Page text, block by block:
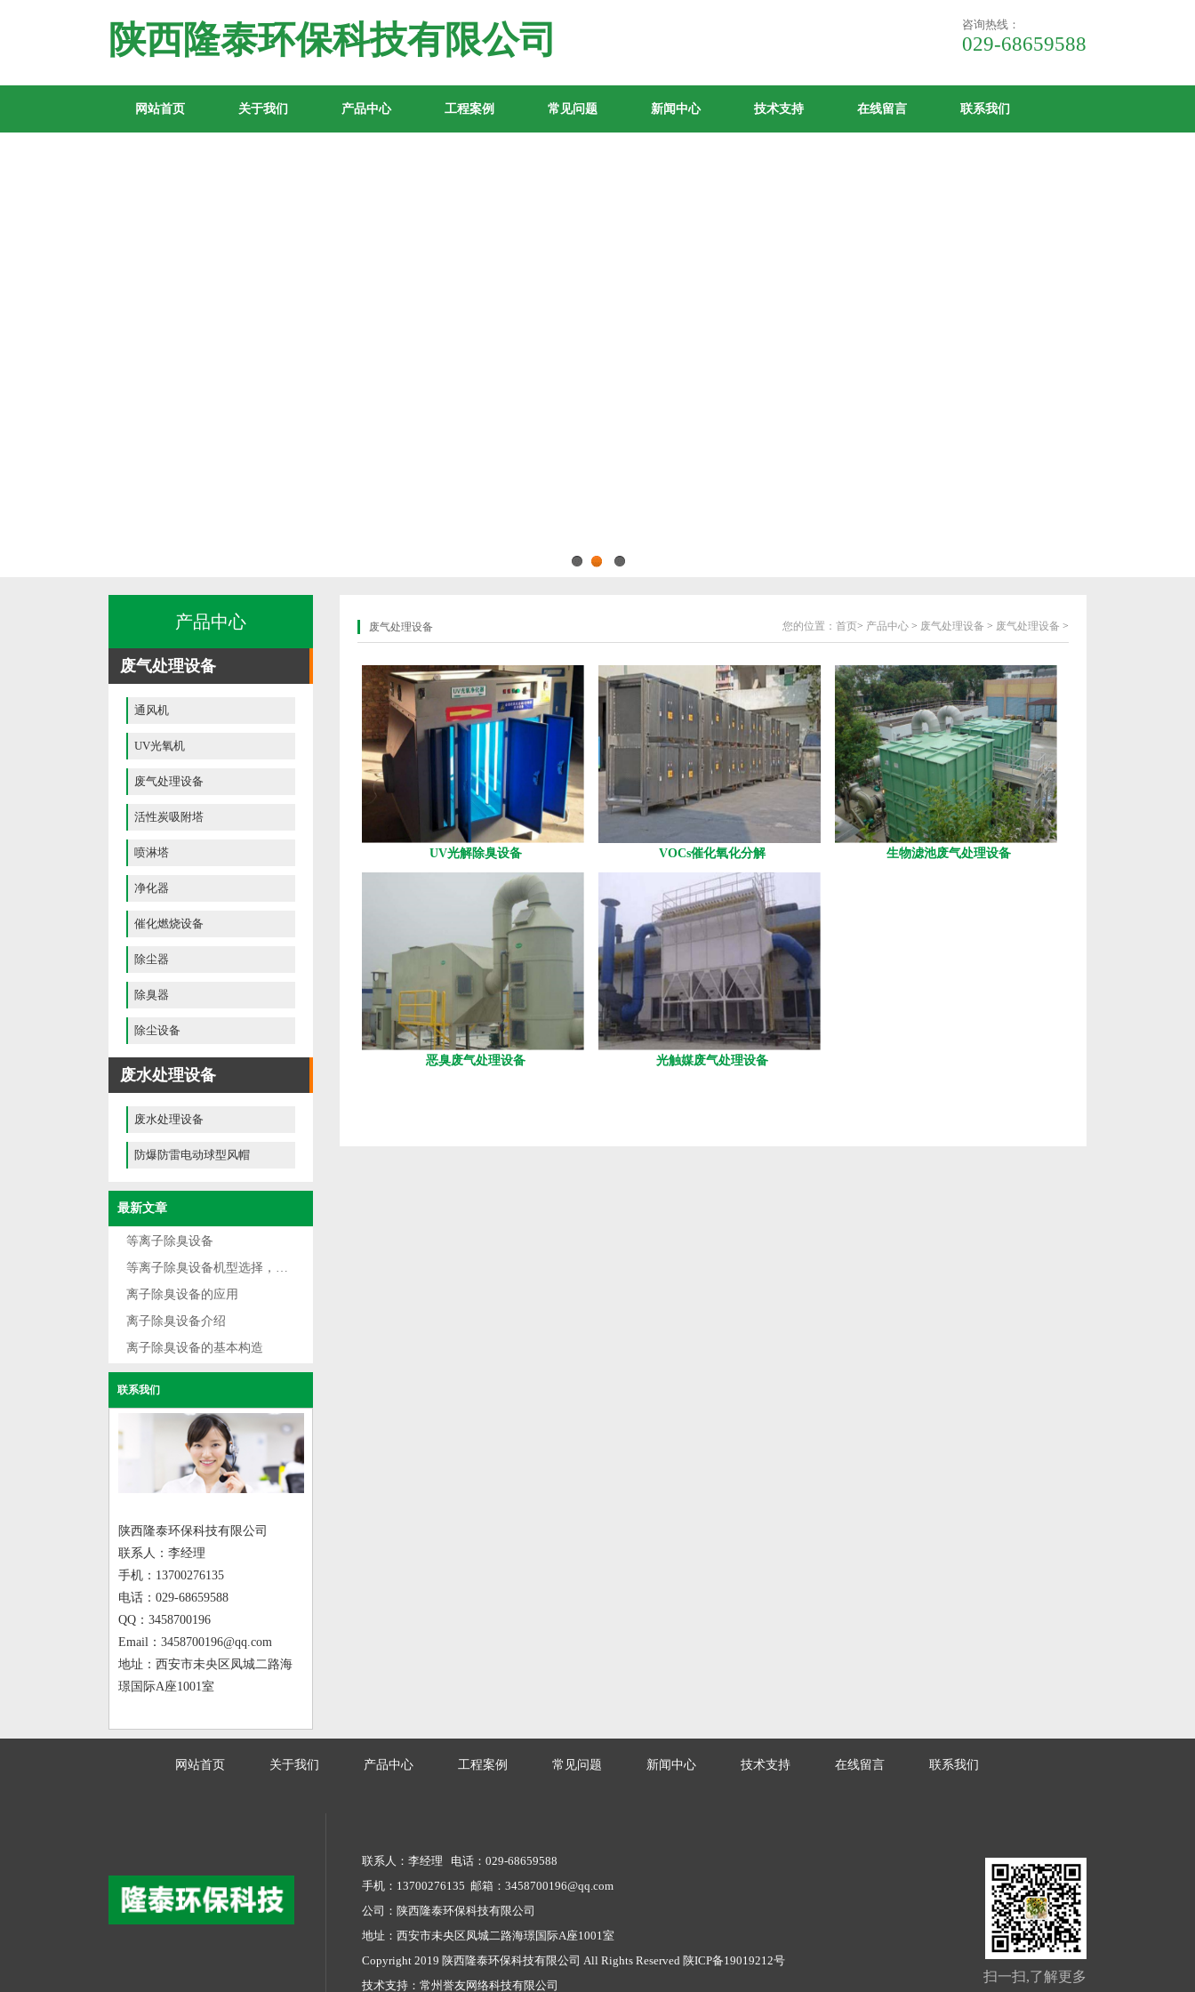
陕西隆泰环保科技有限公司 咨询热线：
029-68659588
网站首页 关于我们 产品中心 工程案例 常见问题 新闻中心 技术支持 在线留言 联系我们
产品中心
废气处理设备
通风机
UV光氧机
废气处理设备
活性炭吸附塔
喷淋塔
净化器
催化燃烧设备
除尘器
除臭器
除尘设备
废水处理设备
废水处理设备
防爆防雷电动球型风帽
最新文章
等离子除臭设备
等离子除臭设备机型选择，根据不同用途选型
离子除臭设备的应用
离子除臭设备介绍
离子除臭设备的基本构造
联系我们
陕西隆泰环保科技有限公司
联系人：李经理
手机：13700276135
电话：029-68659588
QQ：3458700196
Email：3458700196@qq.com
地址：西安市未央区凤城二路海
璟国际A座1001室
废气处理设备 您的位置： 首页> 产品中心 > 废气处理设备 > 废气处理设备 >
UV光解除臭设备 VOCs催化氧化分解 生物滤池废气处理设备
恶臭废气处理设备 光触媒废气处理设备
网站首页 关于我们 产品中心 工程案例 常见问题 新闻中心 技术支持 在线留言 联系我们
联系人：李经理 电话：029-68659588
手机：13700276135 邮箱：3458700196@qq.com
公司：陕西隆泰环保科技有限公司
地址：西安市未央区凤城二路海璟国际A座1001室
Copyright 2019 陕西隆泰环保科技有限公司 All Rights Reserved 陕ICP备19019212号
技术支持： 常州誉友网络科技有限公司
扫一扫,了解更多